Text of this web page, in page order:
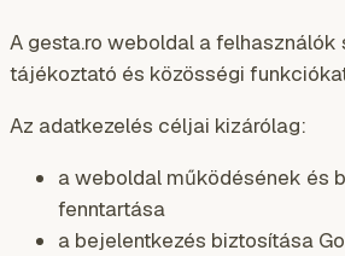
A gesta.ro weboldal a felhasználók
tájékoztató és közösségi
Az adatkezelés céljai kizárólag:
a weboldal működésének és
fenntartása
a bejelentkezés biztosítása